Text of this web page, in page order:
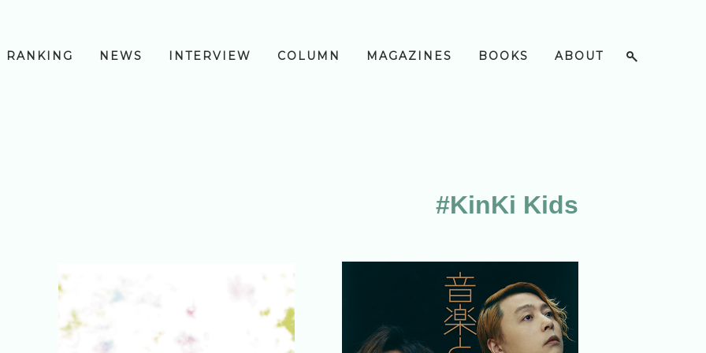
RANKING NEWS INTERVIEW COLUMN MAGAZINES BOOKS ABOUT
#KinKi Kids